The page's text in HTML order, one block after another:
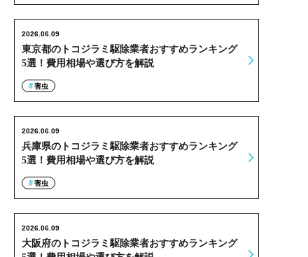
東京都のトコジラミ駆除業者おすすめランキング
5選！費用相場や選び方を解説
2026.06.09
害虫
兵庫県のトコジラミ駆除業者おすすめランキング
5選！費用相場や選び方を解説
2026.06.09
害虫
大阪府のトコジラミ駆除業者おすすめランキング
2026.06.09